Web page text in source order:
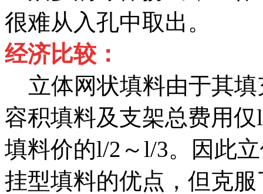
很难从入孔中取出。
经济比较：
立体网状填料由于其填
容积填料及支架总费用
填料价的l/2～l/3。因此
挂型填料的优点，但克